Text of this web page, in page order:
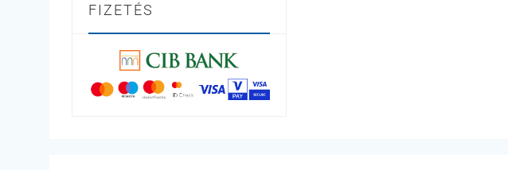
FIZETÉS